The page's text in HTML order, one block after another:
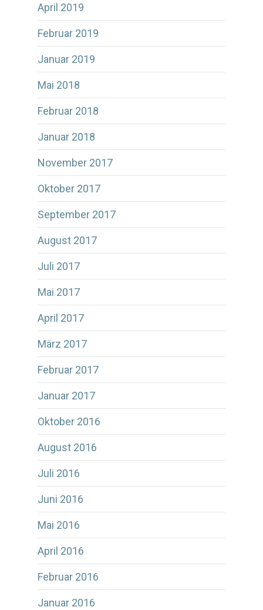
April 2019
Februar 2019
Januar 2019
Mai 2018
Februar 2018
Januar 2018
November 2017
Oktober 2017
September 2017
August 2017
Juli 2017
Mai 2017
April 2017
März 2017
Februar 2017
Januar 2017
Oktober 2016
August 2016
Juli 2016
Juni 2016
Mai 2016
April 2016
Februar 2016
Januar 2016